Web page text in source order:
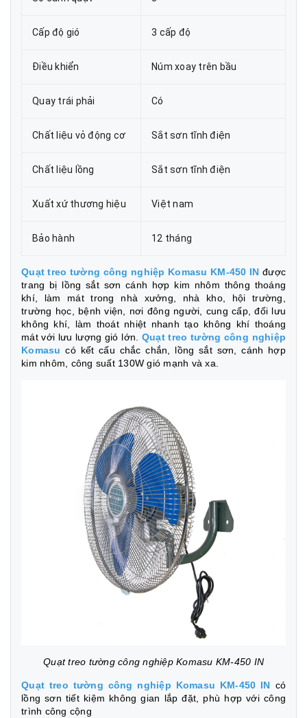
Cấp độ gió 3 cấp độ
Điều khiển Núm xoay trên bầu
Quay trái phải Có
Chất liệu vỏ động cơ Sắt sơn tĩnh điện
Chất liệu lồng Sắt sơn tĩnh điện
Xuất xứ thương hiệu Việt nam
Bảo hành 12 tháng
Quạt treo tường công nghiệp Komasu KM-450 IN được
trang bị lồng sắt sơn cánh hợp kim nhôm thông thoáng
khí, làm mát trong nhà xưởng, nhà kho, hội trường,
trường học, bệnh viện, nơi đông người, cung cấp, đối lưu
không khí, làm thoát nhiệt nhanh tạo không khí thoáng
mát với lưu lượng gió lớn. Quạt treo tường công nghiệp
Komasu có kết cấu chắc chắn, lồng sắt sơn, cánh hợp
kim nhôm, công suất 130W gió mạnh và xa.
Quạt treo tường công nghiệp Komasu KM-450 IN
Quạt treo tường công nghiệp Komasu KM-450 IN có
lồng sơn tiết kiệm không gian lắp đặt, phù hợp với công
trình công cộng